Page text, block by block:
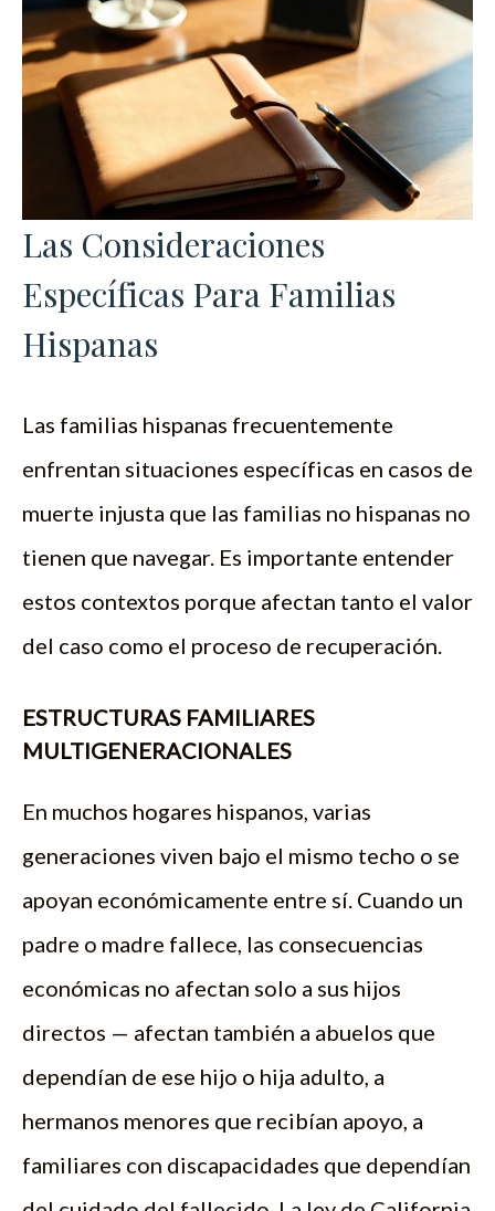
Las Consideraciones
Específicas Para Familias
Hispanas
Las familias hispanas frecuentemente
enfrentan situaciones específicas en casos de
muerte injusta que las familias no hispanas no
tienen que navegar. Es importante entender
estos contextos porque afectan tanto el valor
del caso como el proceso de recuperación.
ESTRUCTURAS FAMILIARES
MULTIGENERACIONALES
En muchos hogares hispanos, varias
generaciones viven bajo el mismo techo o se
apoyan económicamente entre sí. Cuando un
padre o madre fallece, las consecuencias
económicas no afectan solo a sus hijos
directos — afectan también a abuelos que
dependían de ese hijo o hija adulto, a
hermanos menores que recibían apoyo, a
familiares con discapacidades que dependían